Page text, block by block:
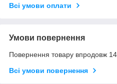
Всі умови оплати
Умови повернення
Повернення товару впродовж
Всі умови повернення